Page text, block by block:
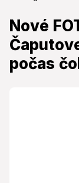
Nové
počas
počas
Príjemné